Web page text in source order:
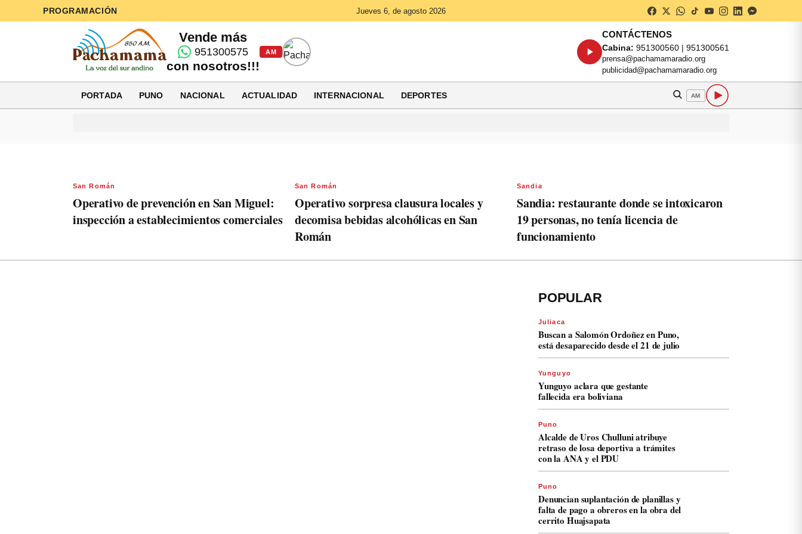
PROGRAMACIÓN Jueves 6, de agosto 2026
Vende más
951300575
con nosotros!!!
AM
CONTÁCTENOS
Cabina: 951300560 | 951300561
prensa@pachamamaradio.org
publicidad@pachamamaradio.org
PORTADA PUNO NACIONAL ACTUALIDAD INTERNACIONAL DEPORTES AM
San Román
Operativo de prevención en San Miguel:
inspección a establecimientos comerciales
San Román
Operativo sorpresa clausura locales y
decomisa bebidas alcohólicas en San
Román
Sandia
Sandia: restaurante donde se intoxicaron
19 personas, no tenía licencia de
funcionamiento
POPULAR
Juliaca
Buscan a Salomón Ordoñez en Puno,
está desaparecido desde el 21 de julio
Yunguyo
Yunguyo aclara que gestante
fallecida era boliviana
Puno
Alcalde de Uros Chulluni atribuye
retraso de losa deportiva a trámites
con la ANA y el PDU
Puno
Denuncian suplantación de planillas y
falta de pago a obreros en la obra del
cerrito Huajsapata